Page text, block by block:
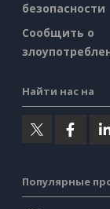
безопасности
Сообщить о
Найти нас на
Популярные